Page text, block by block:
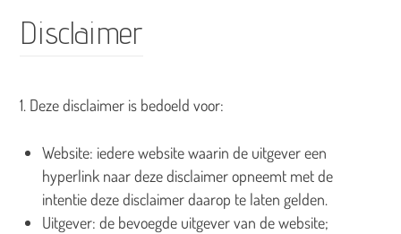
Disclaimer
1. Deze disclaimer is bedoeld voor:
Website: iedere website waarin de uitgever een
hyperlink naar deze disclaimer opneemt met de
intentie deze disclaimer daarop te laten gelden.
Uitgever: de bevoegde uitgever van de website;